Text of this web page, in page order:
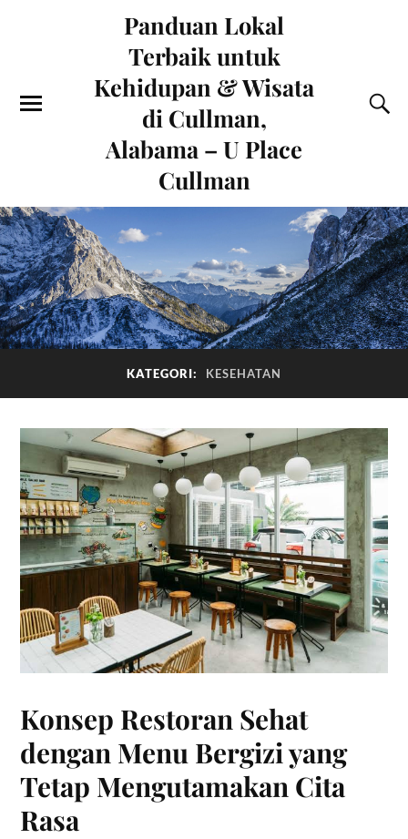
Panduan Lokal
Terbaik untuk
Kehidupan & Wisata
di Cullman,
Alabama – U Place
Cullman
KATEGORI: KESEHATAN
Konsep Restoran Sehat
dengan Menu Bergizi yang
Tetap Mengutamakan Cita
Rasa